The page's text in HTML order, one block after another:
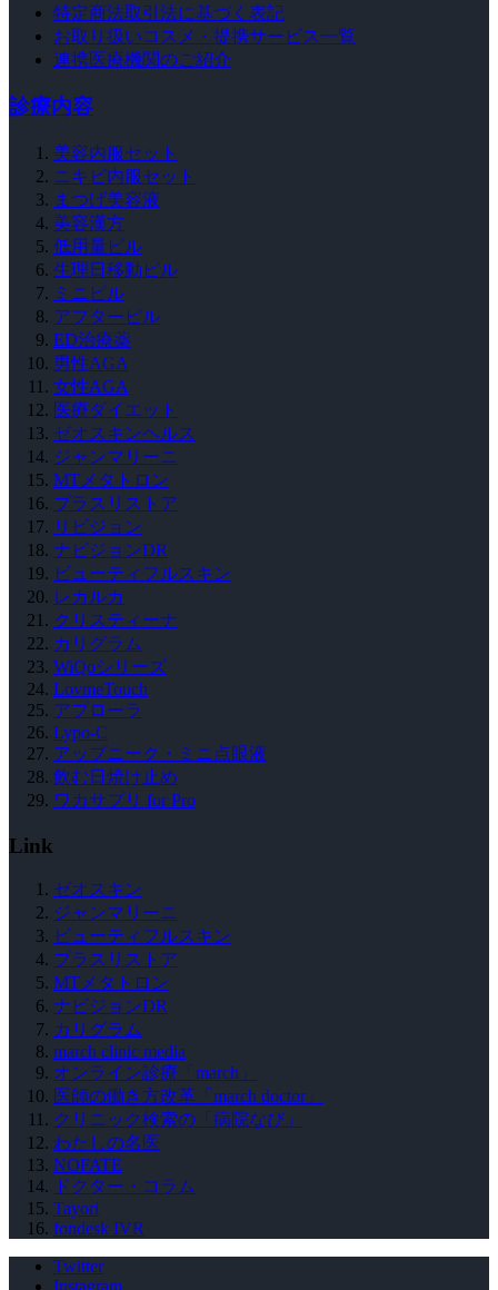
特定商法取引法に基づく表記
お取り扱いコスメ・提携サービス一覧
連携医療機関のご紹介
診療内容
美容内服セット
ニキビ内服セット
まつげ美容液
美容漢方
低用量ピル
生理日移動ピル
ミニピル
アフターピル
ED治療薬
男性AGA
女性AGA
医療ダイエット
ゼオスキンヘルス
ジャンマリーニ
MTメタトロン
プラスリストア
リビジョン
ナビジョンDR
ビューティフルスキン
レカルカ
クリスティーナ
カリグラム
WiQoシリーズ
LovmeTouch
アプローラ
Lypo-C
アップニーク・ミニ点眼液
飲む日焼け止め
ワカサプリ for Pro
Link
ゼオスキン
ジャンマリーニ
ビューティフルスキン
プラスリストア
MTメタトロン
ナビジョンDR
カリグラム
march clinic media
オンライン診療「march」
医師の働き方改革「march doctor」
クリニック検索の「病院なび」
わたしの名医
NOFATE
ドクター・コラム
Tayori
fondesk IVR
Twitter